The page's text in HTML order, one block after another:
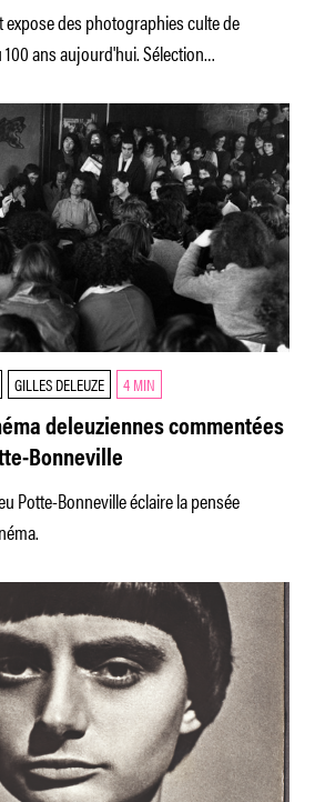
expose des photographies culte de
ans aujourd'hui. Sélection
GILLES DELEUZE 4 MIN
deleuziennes commentées
Bonneville
Potte-Bonneville éclaire la pensée